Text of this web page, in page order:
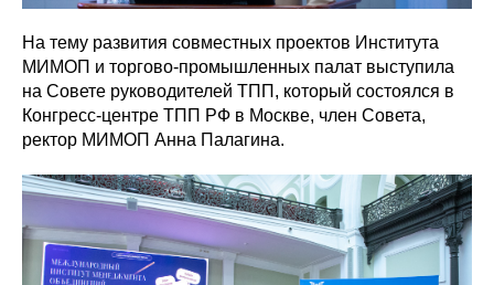
На тему развития совместных проектов Института
МИМОП и торгово-промышленных палат выступила
на Совете руководителей ТПП, который состоялся в
Конгресс-центре ТПП РФ в Москве, член Совета,
ректор МИМОП Анна Палагина.